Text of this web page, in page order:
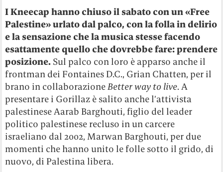
I Kneecap hanno chiuso il sabato con un «Free
Palestine» urlato dal palco, con la folla in delirio
e la sensazione che la musica stesse facendo
esattamente quello che dovrebbe fare: prendere
posizione. Sul palco con loro è apparso anche il
frontman dei Fontaines D.C., Grian Chatten, per il
brano in collaborazioneBetter way to live. A
presentare i Gorillaz è salito anche l’attivista
palestinese Aarab Barghouti, figlio del leader
politico palestinese recluso in un carcere
israeliano dal 2002, Marwan Barghouti, per due
momenti che hanno unito le folle sotto il grido, di
nuovo, di Palestina libera.